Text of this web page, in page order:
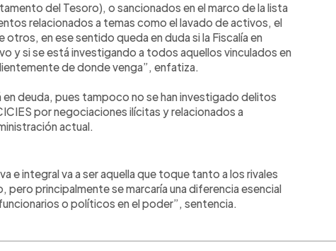
del Tesoro), o sancionados en el marco de la lista
relacionados a temas como el lavado de activos, el
en ese sentido queda en duda si la Fiscalía en
y si se está investigando a todos aquellos vinculados en
de donde venga”, enfatiza.
en deuda, pues tampoco no se han investigado delitos
por negociaciones ilícitas y relacionados a
actual.
e integral va a ser aquella que toque tanto a los rivales
principalmente se marcaría una diferencia esencial
o políticos en el poder”, sentencia.